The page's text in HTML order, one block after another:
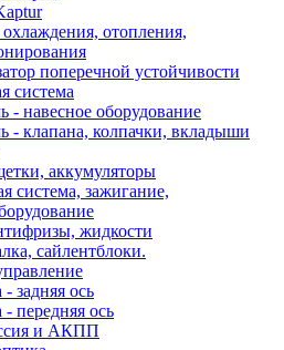
отопления,
поперечной устойчивости
система
- навесное оборудование
- клапана, колпачки, вкладыши
аккумуляторы
система, зажигание,
жидкости
сайлентблоки.
задняя ось
передняя ось
и АКПП